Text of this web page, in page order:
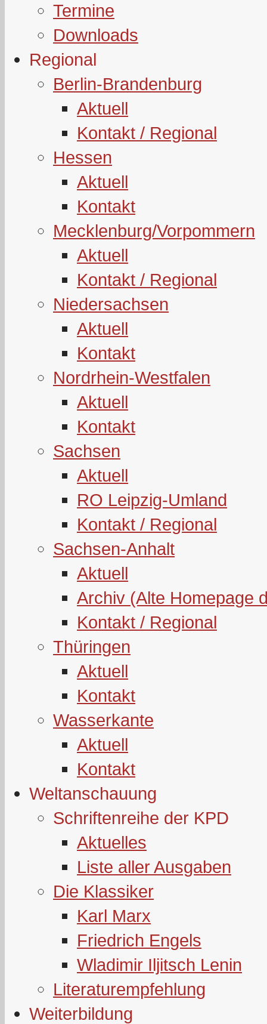
Termine
Downloads
Regional
Berlin-Brandenburg
Aktuell
Kontakt / Regional
Hessen
Aktuell
Kontakt
Mecklenburg/Vorpommern
Aktuell
Kontakt / Regional
Niedersachsen
Aktuell
Kontakt
Nordrhein-Westfalen
Aktuell
Kontakt
Sachsen
Aktuell
RO Leipzig-Umland
Kontakt / Regional
Sachsen-Anhalt
Aktuell
Archiv (Alte Homepage
Kontakt / Regional
Thüringen
Aktuell
Kontakt
Wasserkante
Aktuell
Kontakt
Weltanschauung
Schriftenreihe der KPD
Aktuelles
Liste aller Ausgaben
Die Klassiker
Karl Marx
Friedrich Engels
Wladimir Iljitsch Lenin
Literaturempfehlung
Weiterbildung